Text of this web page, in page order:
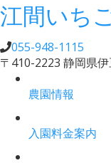
江間いち
055-948-1115
〒410-2223 静岡県
農園情報
入園料金案内